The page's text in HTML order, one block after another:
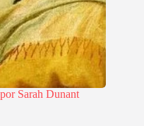
Sarah Dunant